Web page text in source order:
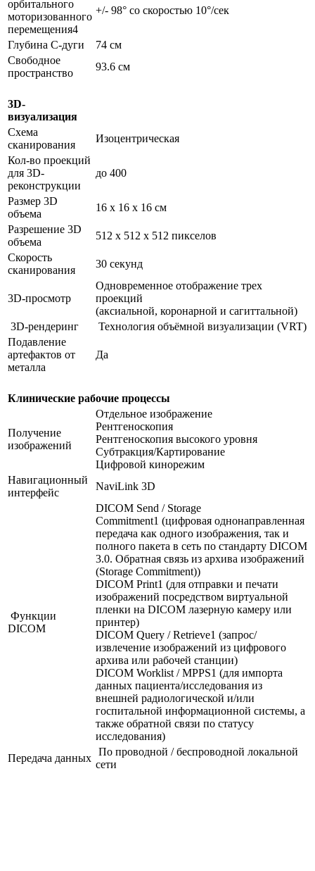
орбитального
моторизованного
перемещения4
+/- 98° со скоростью 10°/сек
Глубина С-дуги
74 см
Свободное
пространство
93.6 см
3D-
визуализация
Схема
сканирования
Изоцентрическая
Кол-во проекций
для 3D-
реконструкции
до 400
Размер 3D
объема
16 x 16 x 16 см
Разрешение 3D
объема
512 x 512 x 512 пикселов
Скорость
сканирования
30 секунд
3D-просмотр
Одновременное отображение трех
проекций
(аксиальной, коронарной и сагиттальной)
3D-рендеринг
Технология объёмной визуализации (VRT)
Подавление
артефактов от
металла
Да
Клинические рабочие процессы
Получение
изображений
Отдельное изображение
Рентгеноскопия
Рентгеноскопия высокого уровня
Субтракция/Картирование
Цифровой кинорежим
Навигационный
интерфейс
NaviLink 3D
Функции
DICOM
DICOM Send / Storage
Commitment1 (цифровая однонаправленная
передача как одного изображения, так и
полного пакета в сеть по стандарту DICOM
3.0. Обратная связь из архива изображений
(Storage Commitment))
DICOM Print1 (для отправки и печати
изображений посредством виртуальной
пленки на DICOM лазерную камеру или
принтер)
DICOM Query / Retrieve1 (запрос/
извлечение изображений из цифрового
архива или рабочей станции)
DICOM Worklist / MPPS1 (для импорта
данных пациента/исследования из
внешней радиологической и/или
госпитальной информационной системы, а
также обратной связи по статусу
исследования)
Передача данных
По проводной / беспроводной локальной
сети